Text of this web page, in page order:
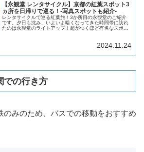
【永観堂 レンタサイクル】京都の紅葉スポット3
ヵ所を日帰りで巡る！-写真スポットも紹介-
レンタサイクルで巡る紅葉旅！3か所目の永観堂のご紹介
です。夕日も沈み、いよいよ暗くなってきた時間帯に訪れ
たのは永観堂のライトアップ！超がつくほど有名なスポッ
無量です。人は多かったですが、境内は広くそこまで窮屈
にならずに楽しめました。レンタサイクルを借りれば他の
観光地ともはしごができるので、紅葉巡りスポットの候補
2024.11.24
での行き方
のみのため、バスでの移動をおすすめ